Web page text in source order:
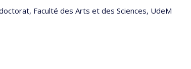
Faculté des Arts et des Sciences, UdeM